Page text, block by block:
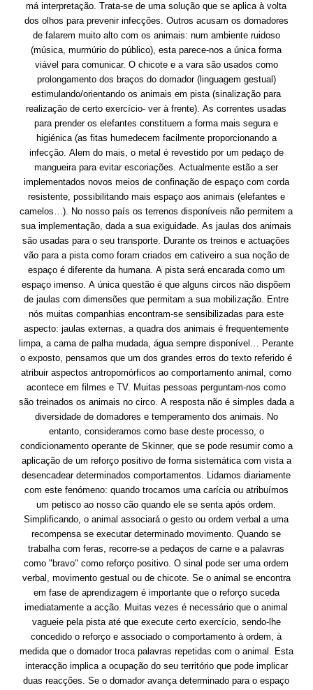
má interpretação. Trata-se de uma solução que se aplica à volta
dos olhos para prevenir infecções. Outros acusam os domadores
de falarem muito alto com os animais: num ambiente ruidoso
(música, murmúrio do público), esta parece-nos a única forma
viável para comunicar. O chicote e a vara são usados como
prolongamento dos braços do domador (linguagem gestual)
estimulando/orientando os animais em pista (sinalização para
realização de certo exercício- ver à frente). As correntes usadas
para prender os elefantes constituem a forma mais segura e
higiénica (as fitas humedecem facilmente proporcionando a
infecção. Alem do mais, o metal é revestido por um pedaço de
mangueira para evitar escoriações. Actualmente estão a ser
implementados novos meios de confinação de espaço com corda
resistente, possibilitando mais espaço aos animais (elefantes e
camelos…). No nosso país os terrenos disponíveis não permitem a
sua implementação, dada a sua exiguidade. As jaulas dos animais
são usadas para o seu transporte. Durante os treinos e actuações
vão para a pista como foram criados em cativeiro a sua noção de
espaço é diferente da humana. A pista será encarada como um
espaço imenso. A única questão é que alguns circos não dispõem
de jaulas com dimensões que permitam a sua mobilização. Entre
nós muitas companhias encontram-se sensibilizadas para este
aspecto: jaulas externas, a quadra dos animais é frequentemente
limpa, a cama de palha mudada, água sempre disponível… Perante
o exposto, pensamos que um dos grandes erros do texto referido é
atribuir aspectos antropomórficos ao comportamento animal, como
acontece em filmes e TV. Muitas pessoas perguntam-nos como
são treinados os animais no circo. A resposta não é simples dada a
diversidade de domadores e temperamento dos animais. No
entanto, consideramos como base deste processo, o
condicionamento operante de Skinner, que se pode resumir como a
aplicação de um reforço positivo de forma sistemática com vista a
desencadear determinados comportamentos. Lidamos diariamente
com este fenómeno: quando trocamos uma carícia ou atribuímos
um petisco ao nosso cão quando ele se senta após ordem.
Simplificando, o animal associará o gesto ou ordem verbal a uma
recompensa se executar determinado movimento. Quando se
trabalha com feras, recorre-se a pedaços de carne e a palavras
como "bravo" como reforço positivo. O sinal pode ser uma ordem
verbal, movimento gestual ou de chicote. Se o animal se encontra
em fase de aprendizagem é importante que o reforço suceda
imediatamente a acção. Muitas vezes é necessário que o animal
vagueie pela pista até que execute certo exercício, sendo-lhe
concedido o reforço e associado o comportamento à ordem, à
medida que o domador troca palavras repetidas com o animal. Esta
interacção implica a ocupação do seu território que pode implicar
duas reacções. Se o domador avança determinado para o espaço